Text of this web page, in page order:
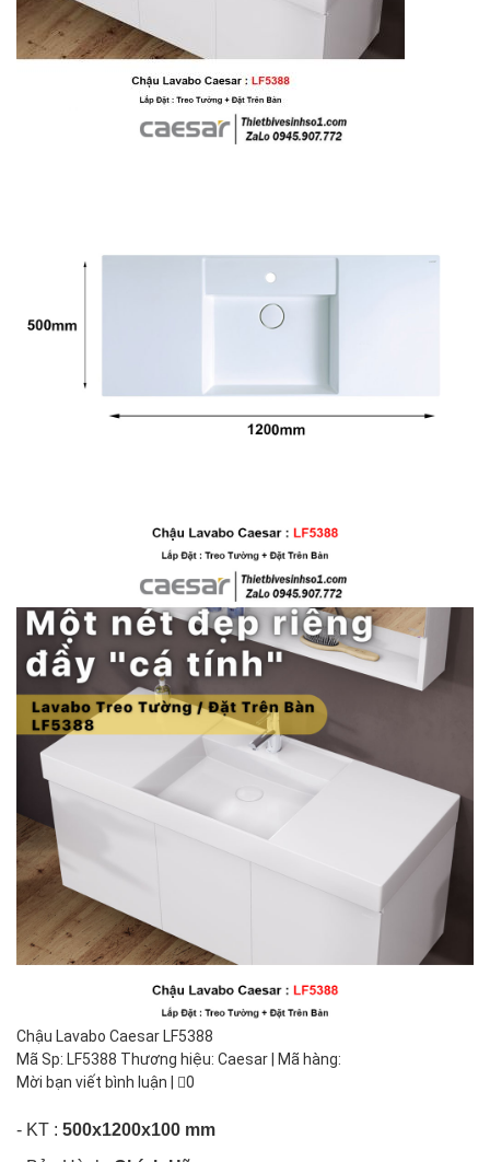
Chậu Lavabo Caesar LF5388
Mã Sp: LF5388 Thương hiệu: Caesar | Mã hàng:
Mời bạn viết bình luận
0
- KT : 500x1200x100 mm